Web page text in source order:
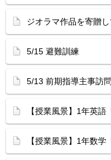
ジオラマ作品を寄贈
5/15 避難訓練
5/13 前期指導主事訪問
【授業風景】1年英語
【授業風景】1年数学